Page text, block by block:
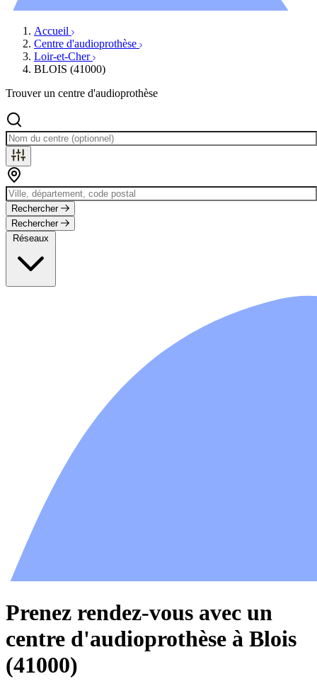
Accueil
Centre d'audioprothèse
Loir-et-Cher
BLOIS (41000)
Trouver un centre d'audioprothèse
Rechercher
Rechercher
Réseaux
Prenez rendez-vous avec un
centre d'audioprothèse à Blois
(41000)